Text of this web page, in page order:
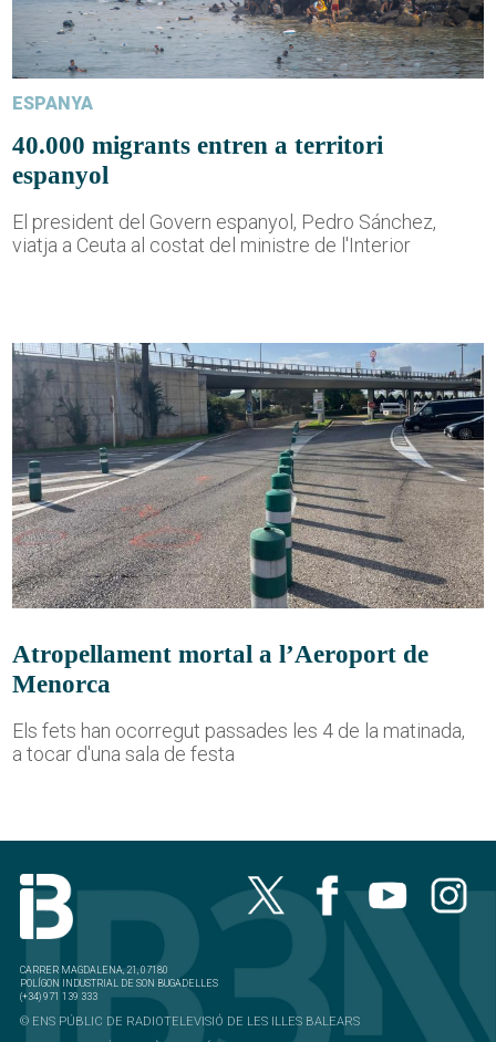
ESPANYA
40.000 migrants entren a territori
espanyol
El president del Govern espanyol, Pedro Sánchez,
viatja a Ceuta al costat del ministre de l'Interior
Atropellament mortal a l’Aeroport de
Menorca
Els fets han ocorregut passades les 4 de la matinada,
a tocar d'una sala de festa
CARRER MAGDALENA, 21, 07180
POLÍGON INDUSTRIAL DE SON BUGADELLES
(+34) 971 139 333
© ENS PÚBLIC DE RADIOTELEVISIÓ DE LES ILLES BALEARS